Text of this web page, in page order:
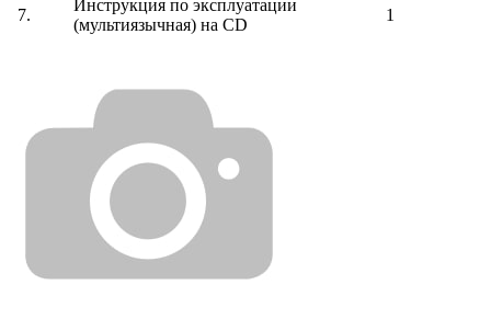
7.
Инструкция по эксплуатации
(мультиязычная) на CD
1